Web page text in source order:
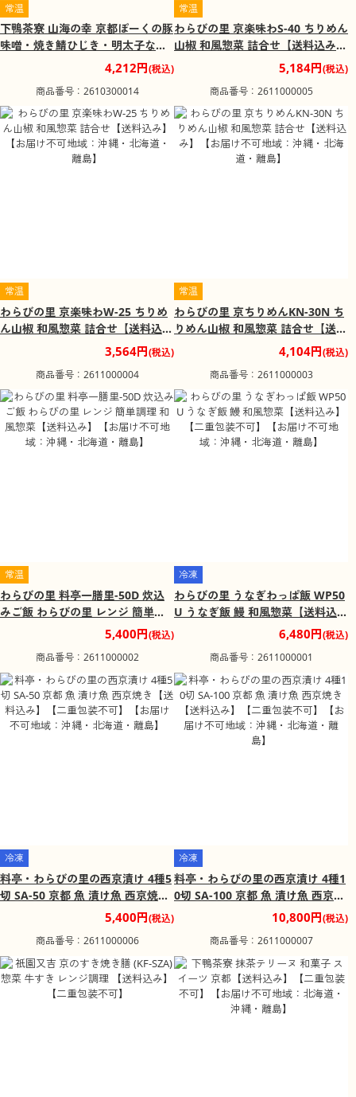
京都市伏見区にある神社。旧称は稲荷神社。式内社（名神
大社）、二十二社（上七社）の一社。旧社格は官幣大社
で、現在は神社本庁に属さない単立神社です。稲荷山の麓
に本殿があり、稲荷山全体を神域としています。
鹿苑寺
鹿苑寺（ろくおんじ）は、京都市北区にある臨済宗相国寺
派の寺。建物の内外に金箔を貼った3層の楼閣建築である舎
利殿は金閣（きんかく）、舎利殿を含めた寺院全体は金閣
寺（きんかくじ）として知られています。相国寺の山外塔
常温
下鴨茶寮 山海の幸 京都ぽーくの豚
味噌・焼き鯖ひじき・明太子なめ
茸 詰合せ 惣菜 ご飯のお供【送料
込み】【二重包装不可】【お届け
不可地域：北海道・沖縄・離島】
4,212円(税込)
商品番号：2610300014
常温
わらびの里 京楽味わS-40 ちりめん
山椒 和風惣菜 詰合せ【送料込み】
【お届け不可地域：沖縄・北海
5,184円(税込)
商品番号：2611000005
常温
わらびの里 京楽味わW-25 ちりめ
ん山椒 和風惣菜 詰合せ【送料込
み】【お届け不可地域：沖縄・北
3,564円(税込)
商品番号：2611000004
常温
わらびの里 京ちりめんKN-30N ち
りめん山椒 和風惣菜 詰合せ【送料
込み】【お届け不可地域：沖縄・
4,104円(税込)
商品番号：2611000003
常温
わらびの里 料亭一膳里-50D 炊込
みご飯 わらびの里 レンジ 簡単調
理 和風惣菜【送料込み】【お届け
不可地域：沖縄・北海道・離島】
5,400円(税込)
商品番号：2611000002
冷凍
わらびの里 うなぎわっぱ飯 WP50
U うなぎ飯 鰻 和風惣菜【送料込
み】【二重包装不可】【お届け不
可地域：沖縄・北海道・離島】
6,480円(税込)
商品番号：2611000001
冷凍
料亭・わらびの里の西京漬け 4種5
切 SA-50 京都 魚 漬け魚 西京焼き
【送料込み】【二重包装不可】
【お届け不可地域：沖縄・北海
道・離島】
5,400円(税込)
商品番号：2611000006
冷凍
料亭・わらびの里の西京漬け 4種1
0切 SA-100 京都 魚 漬け魚 西京焼
き【送料込み】【二重包装不可】
【お届け不可地域：沖縄・北海
道・離島】
10,800円(税込)
商品番号：2611000007